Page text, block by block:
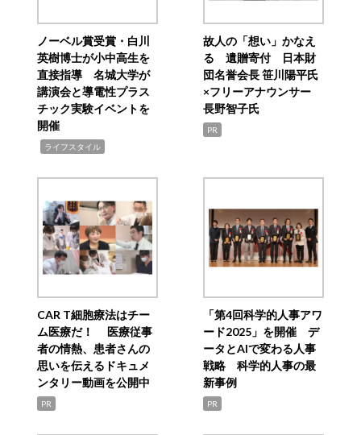
ノーベル賞受賞・白川
英樹博士が小中高生を
直接指導 名城大学が
講演会と導電性プラス
チック実験イベントを
開催
ライフスタイル
故人の「想い」かなえ
る 遺贈寄付 日本財
団名誉会長 笹川陽平氏
×フリーアナウンサー
長野智子氏
PR
CAR T細胞療法はチー
ム医療だ！ 医療従事
者の情熱、患者さんの
思いを伝えるドキュメ
ンタリー動画を公開中
PR
「第4回科学的人事アワ
ード2025」を開催 デ
ータとAIで変わる人事
戦略 科学的人事の最
新事例
PR